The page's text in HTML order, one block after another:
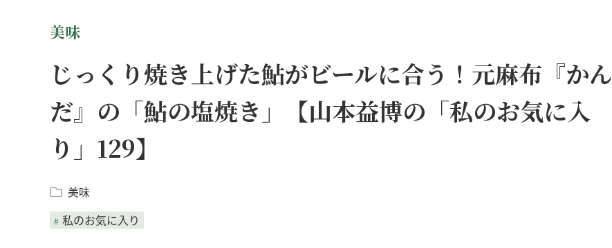
美味
じっくり焼き上げた鮎がビールに合う！元麻布『かん
だ』の「鮎の塩焼き」【山本益博の「私のお気に入
り」129】
美味
私のお気に入り